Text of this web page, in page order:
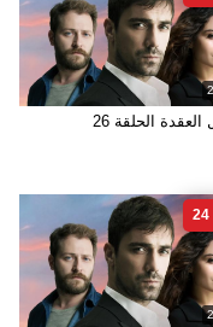
الحلقة 26